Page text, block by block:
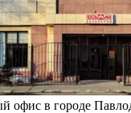
офис в городе